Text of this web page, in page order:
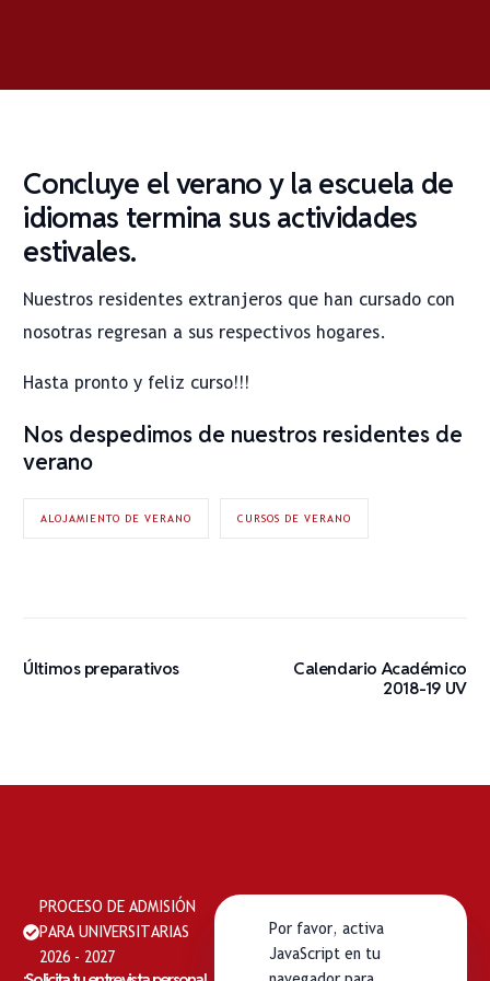
Concluye el verano y la escuela de
idiomas termina sus actividades
estivales.
Nuestros residentes extranjeros que han cursado con
nosotras regresan a sus respectivos hogares.
Hasta pronto y feliz curso!!!
Nos despedimos de nuestros residentes de
verano
ALOJAMIENTO DE VERANO CURSOS DE VERANO
Últimos preparativos
Calendario Académico
2018-19 UV
PROCESO DE ADMISIÓN
PARA UNIVERSITARIAS
2026 - 2027
Por favor, activa
JavaScript en tu